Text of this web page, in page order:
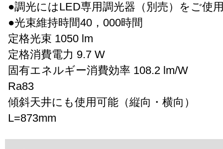
●調光にはLED専用調光器（別売）をご使
●光束維持時間40，000時間
定格光束 1050 lm
定格消費電力 9.7 W
固有エネルギー消費効率 108.2 lm/W
Ra83
傾斜天井にも使用可能（縦向・横向）
L=873mm